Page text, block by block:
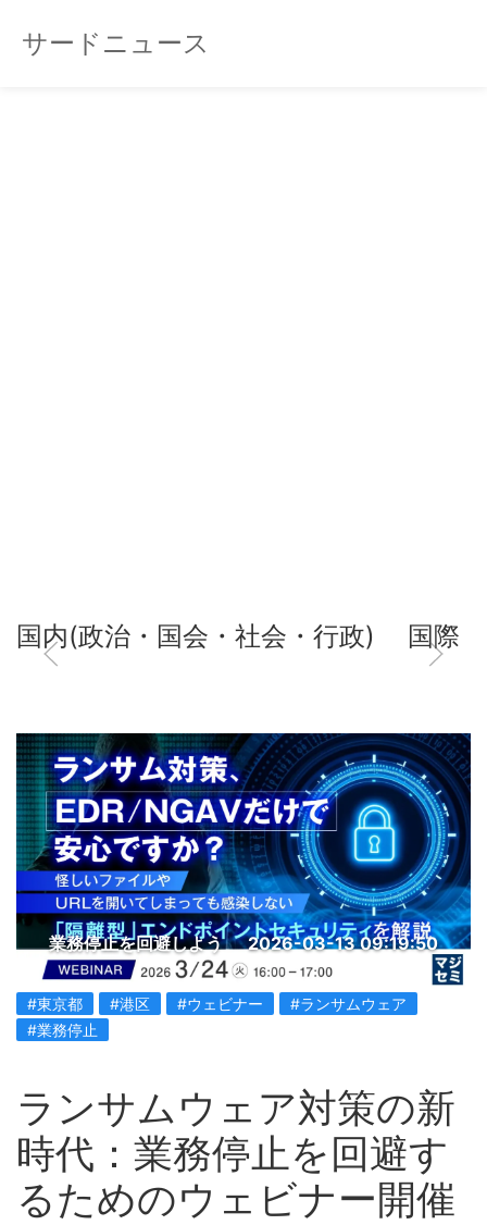
サードニュース
国内(政治・国会・社会・行政) 国際
業務停止を回避しよう 2026-03-13 09:19:50
#東京都 #港区 #ウェビナー
#ランサムウェア
#業務停止
ランサムウェア対策の新
時代：業務停止を回避す
るためのウェビナー開催